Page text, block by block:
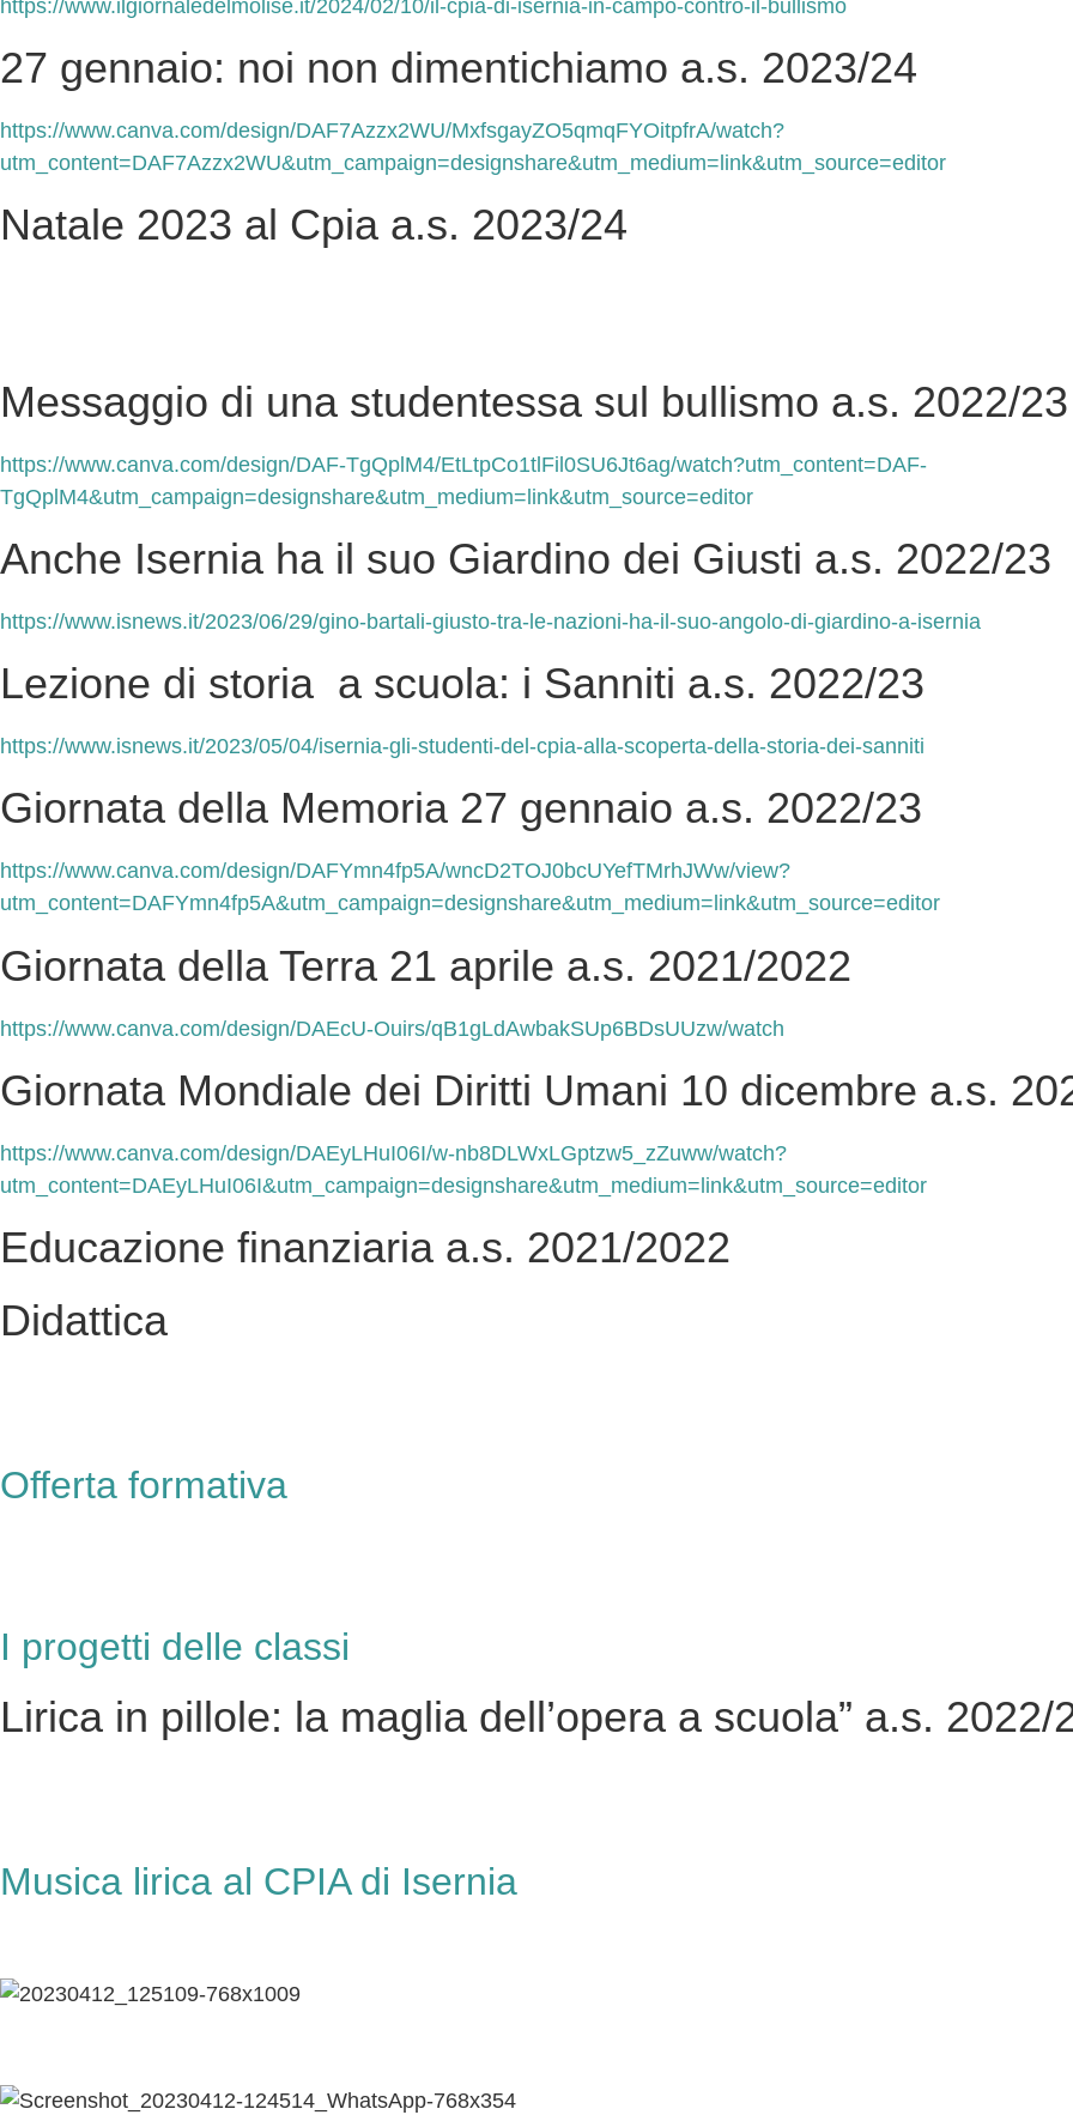
https://www.ilgiornaledelmolise.it/2024/02/10/il-cpia-di-isernia-in-campo-contro-il-bullismo
27 gennaio: noi non dimentichiamo a.s. 2023/24
https://www.canva.com/design/DAF7Azzx2WU/MxfsgayZO5qmqFYOitpfrA/watch?
utm_content=DAF7Azzx2WU&utm_campaign=designshare&utm_medium=link&utm_source=editor
Natale 2023 al Cpia a.s. 2023/24
Messaggio di una studentessa sul bullismo a.s. 2022/23
https://www.canva.com/design/DAF-TgQplM4/EtLtpCo1tlFil0SU6Jt6ag/watch?utm_content=DAF-
TgQplM4&utm_campaign=designshare&utm_medium=link&utm_source=editor
Anche Isernia ha il suo Giardino dei Giusti a.s. 2022/23
https://www.isnews.it/2023/06/29/gino-bartali-giusto-tra-le-nazioni-ha-il-suo-angolo-di-giardino-a-isernia
Lezione di storia a scuola: i Sanniti a.s. 2022/23
https://www.isnews.it/2023/05/04/isernia-gli-studenti-del-cpia-alla-scoperta-della-storia-dei-sanniti
Giornata della Memoria 27 gennaio a.s. 2022/23
https://www.canva.com/design/DAFYmn4fp5A/wncD2TOJ0bcUYefTMrhJWw/view?
utm_content=DAFYmn4fp5A&utm_campaign=designshare&utm_medium=link&utm_source=editor
Giornata della Terra 21 aprile a.s. 2021/2022
https://www.canva.com/design/DAEcU-Ouirs/qB1gLdAwbakSUp6BDsUUzw/watch
Giornata Mondiale dei Diritti Umani 10 dicembre a.s.
https://www.canva.com/design/DAEyLHuI06I/w-nb8DLWxLGptzw5_zZuww/watch?
utm_content=DAEyLHuI06I&utm_campaign=designshare&utm_medium=link&utm_source=editor
Educazione finanziaria a.s. 2021/2022
Didattica
Offerta formativa
I progetti delle classi
Lirica in pillole: la maglia dell’opera a scuola” a.s. 2022/
Musica lirica al CPIA di Isernia